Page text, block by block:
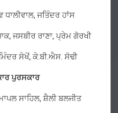
ਜਤਿੰਦਰ ਹਾਂਸ
ਜਸਬੀਰ ਰਾਣਾ, ਪ੍ਰੇਮ ਗੋਰਖੀ
ਸੇਖੋਂ, ਕੇ.ਬੀ.ਐਸ. ਸੋਢੀ
ਪੁਰਸਕਾਰ
ਸਾਹਿਲ, ਸ਼ੈਲੀ ਬਲਜੀਤ